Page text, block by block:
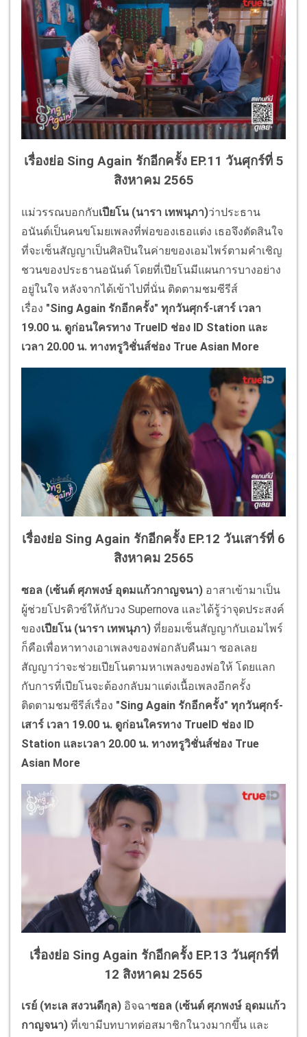
เรื่องย่อ Sing Again รักอีกครั้ง EP.11 วันศุกร์ที่ 5
สิงหาคม 2565
แม่วรรณบอกกับเปียโน (นารา เทพนุภา)ว่าประธาน
อนันต์เป็นคนขโมยเพลงที่พ่อของเธอแต่ง เธอจึงตัดสินใจ
ที่จะเซ็นสัญญาเป็นศิลปินในค่ายของเอมไพร์ตามคำเชิญ
ชวนของประธานอนันต์ โดยที่เปียโนมีแผนการบางอย่าง
อยู่ในใจ หลังจากได้เข้าไปที่นั่น ติดตามชมซีรีส์
เรื่อง "Sing Again รักอีกครั้ง" ทุกวันศุกร์-เสาร์ เวลา
19.00 น. ดูก่อนใครทาง TrueID ช่อง ID Station และ
เวลา 20.00 น. ทางทรูวิชั่นส์ช่อง True Asian More
เรื่องย่อ Sing Again รักอีกครั้ง EP.12 วันเสาร์ที่ 6
สิงหาคม 2565
ซอล (เซ้นต์ ศุภพงษ์ อุดมแก้วกาญจนา) อาสาเข้ามาเป็น
ผู้ช่วยโปรดิวซ์ให้กับวง Supernova และได้รู้ว่าจุดประสงค์
ของเปียโน (นารา เทพนุภา) ที่ยอมเซ็นสัญญากับเอมไพร์
ก็คือเพื่อหาทางเอาเพลงของพ่อกลับคืนมา ซอลเลย
สัญญาว่าจะช่วยเปียโนตามหาเพลงของพ่อให้ โดยแลก
กับการที่เปียโนจะต้องกลับมาแต่งเนื้อเพลงอีกครั้ง
ติดตามชมซีรีส์เรื่อง "Sing Again รักอีกครั้ง" ทุกวันศุกร์-
เสาร์ เวลา 19.00 น. ดูก่อนใครทาง TrueID ช่อง ID
Station และเวลา 20.00 น. ทางทรูวิชั่นส์ช่อง True
Asian More
เรื่องย่อ Sing Again รักอีกครั้ง EP.13 วันศุกร์ที่
12 สิงหาคม 2565
เรย์ (ทะเล สงวนดีกุล) อิจฉาซอล (เซ้นต์ ศุภพงษ์ อุดมแก้ว
กาญจนา) ที่เขามีบทบาทต่อสมาชิกในวงมากขึ้น และ